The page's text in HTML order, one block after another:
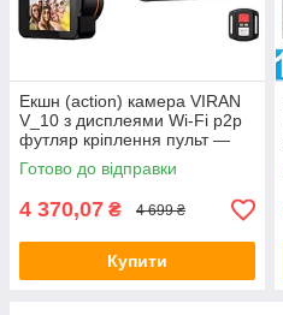
Екшн (action) камера VIRAN
V_10 з дисплеями Wi-Fi p2p
футляр кріплення пульт —
ОРИГІНАЛ!
Готово до відправки
4 370,07 ₴ 4 699 ₴
Купити